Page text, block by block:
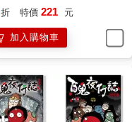
折 特價 221 元
加入購物車